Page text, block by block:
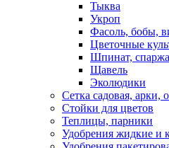
Тыква
Укроп
Фасоль, бобы,
Цветочные
Шпинат, спаржа
Щавель
Эколюдики
Сетка садовая, арки,
Стойки для цветов
Теплицы, парники
Удобрения жидкие и